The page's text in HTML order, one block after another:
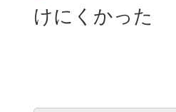
けにくかった